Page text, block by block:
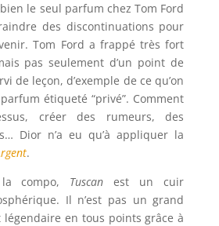
le seul parfum chez Tom Ford
des discontinuations pour
Tom Ford a frappé très fort
pas seulement d’un point de
de leçon, d’exemple de ce qu’on
étiqueté “privé”. Comment
créer des rumeurs, des
Dior n’a eu qu’à appliquer la
.
compo, Tuscan est un cuir
Il n’est pas un grand
en tous points grâce à